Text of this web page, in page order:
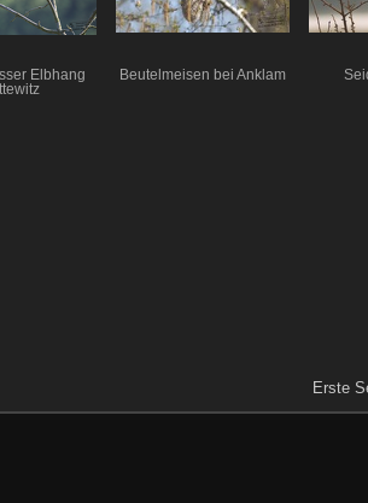
Elbhang
Beutelmeisen bei Anklam
Erste